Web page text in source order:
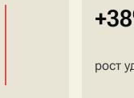
рост